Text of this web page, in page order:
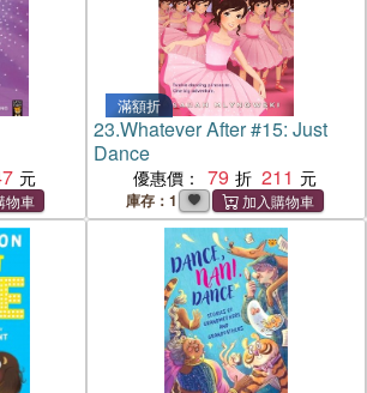
滿額折
23.Whatever After #15: Just
Dance
優惠價： 79 211
庫存：1